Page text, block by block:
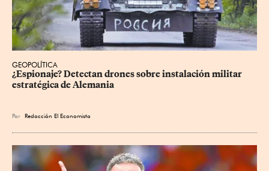
GEOPOLÍTICA
¿Espionaje? Detectan drones sobre instalación militar
estratégica de Alemania
Por Redacción El Economista